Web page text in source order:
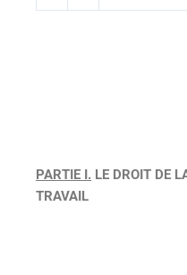
PARTIE I. LE DROIT DE
TRAVAIL